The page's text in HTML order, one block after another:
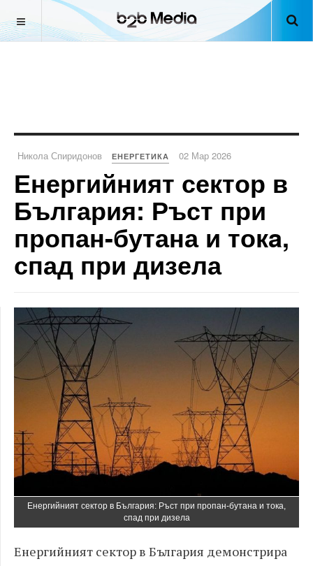
Никола Спиридонов ЕНЕРГЕТИКА 02 Мар 2026
Енергийният сектор в
България: Ръст при
пропан-бутана и токa,
спад при дизела
Енергийният сектор в България: Ръст при пропан-бутана и токa,
спад при дизела
Енергийният сектор в България демонстрира